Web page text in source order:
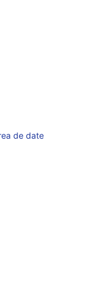
de date